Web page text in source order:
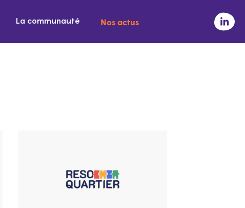
La communauté Nos actus